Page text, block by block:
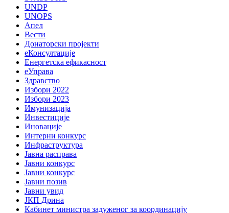
UNDP
UNOPS
Апел
Вести
Донаторски пројекти
еКонсултације
Енергетска ефикасност
еУправа
Здравство
Избори 2022
Избори 2023
Имунизација
Инвестиције
Иновације
Интерни конкурс
Инфраструктура
Јавна расправа
Јавни конкурс
Јавни конкурс
Јавни позив
Јавни увид
ЈКП Дрина
Кабинет министра задуженог за координацију